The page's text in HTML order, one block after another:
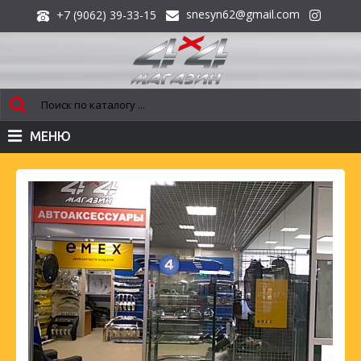
+7 (9062) 39-33-15 snesyn62@gmail.com
МЕНЮ